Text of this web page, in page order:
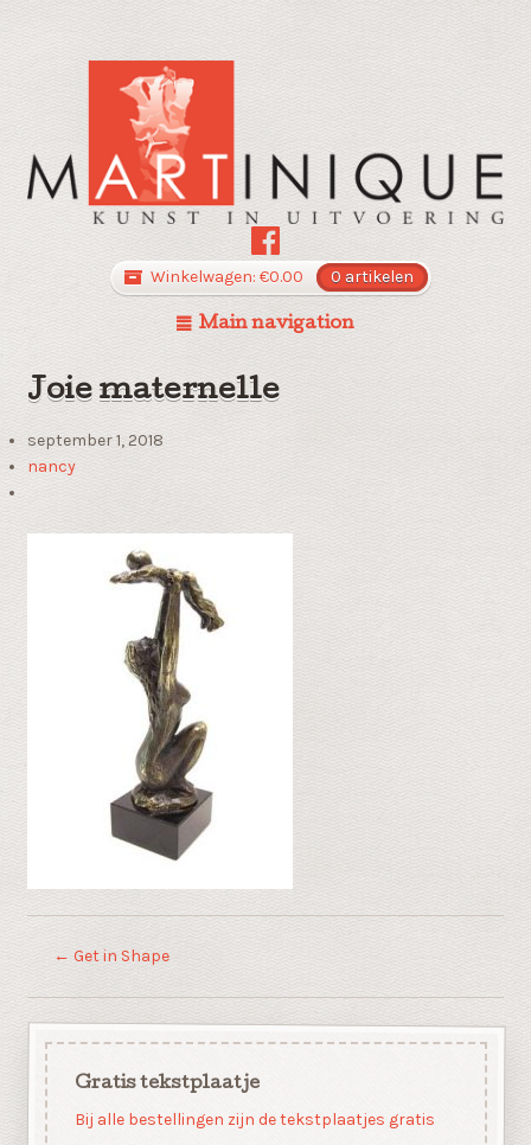
Winkelwagen: €0.00 0 artikelen
Main navigation
Joie maternelle
september 1, 2018
nancy
← Get in Shape
Gratis tekstplaatje
Bij alle bestellingen zijn de tekstplaatjes gratis